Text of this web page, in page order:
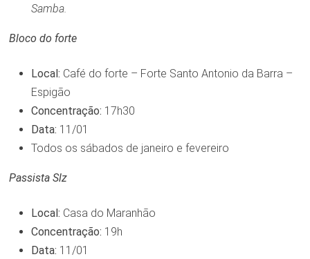
Samba.
Bloco do forte
Local: Café do forte – Forte Santo Antonio da Barra –
Espigão
Concentração: 17h30
Data: 11/01
Todos os sábados de janeiro e fevereiro
Passista Slz
Local: Casa do Maranhão
Concentração: 19h
Data: 11/01